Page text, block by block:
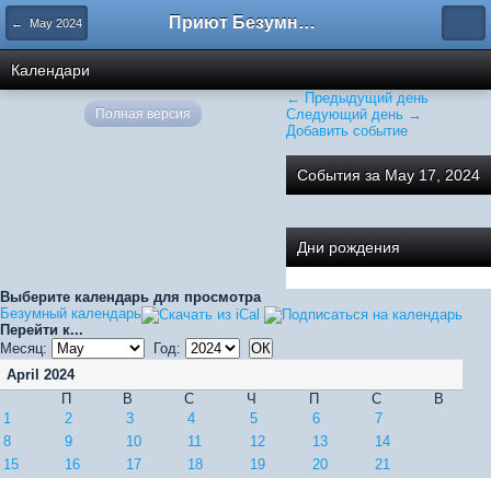
← May 2024 Приют Безумных
Календари
← Предыдущий день
Следующий день →
Добавить событие
События за May 17, 2024
Дни рождения
Выберите календарь для просмотра
Безумный календарь
Перейти к...
Месяц:
Год:
April 2024
П
В С Ч П С
В
1
2 3 4 5 6
7
8
9 10 11 12 13
14
15
16 17 18 19 20
21
Полная версия